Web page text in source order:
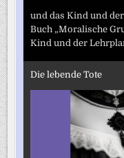
und das Kind und
Buch „Moralische
Kind und der
Die lebende Tote